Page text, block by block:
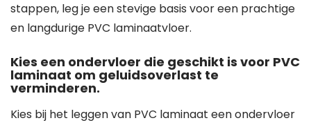
stappen, leg je een stevige basis voor een prachtige
en langdurige PVC laminaatvloer.
Kies een ondervloer die geschikt is voor PVC
laminaat om geluidsoverlast te
verminderen.
Kies bij het leggen van PVC laminaat een ondervloer